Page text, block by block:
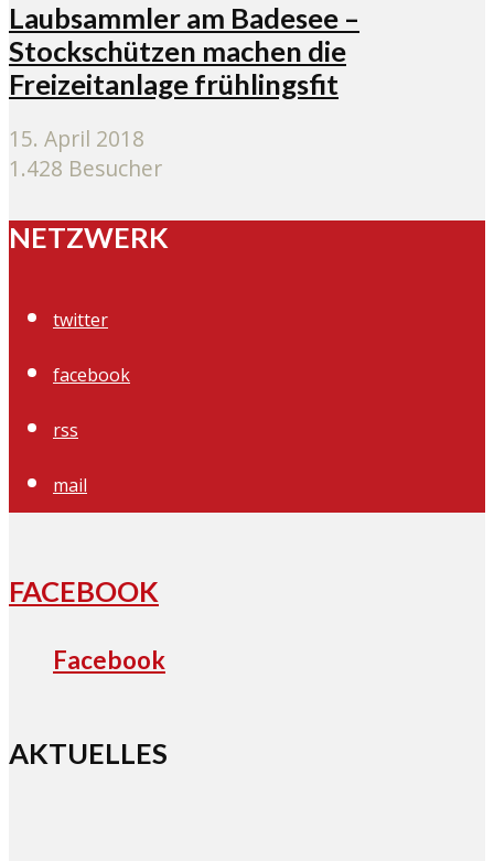
Laubsammler am Badesee –
Stockschützen machen die
Freizeitanlage frühlingsfit
15. April 2018
1.428 Besucher
NETZWERK
twitter
facebook
rss
mail
FACEBOOK
Facebook
AKTUELLES